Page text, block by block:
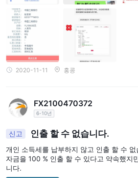
수수료: 주식 수량, 주식 종가, 차입/대출 금
매일 계산됩니다.
구조화 상품
수수료: ELN 및 RELN 제품에 적용되며, 수
에 따라 구체적인 내용이 달라집니다.
고객 지원
Tower, 9층, 14-15층, 라마 1로, 파툼
전화번호:(66) 2857-7922, (66)
교육 자료
지식 및 정보 자원: 투자 이해를 높이기
합니다.
2020-11-11 홍콩
FX2100470372
6-10년
신고 인출 할 수 없습니다.
개인 소득세를 납부하지 않고 인출 할 수
자금을 100 % 인출 할 수 있다고 약속했지
니다.